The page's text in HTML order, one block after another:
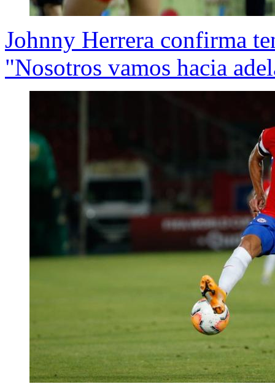
Johnny Herrera confirma
"Nosotros vamos hacia